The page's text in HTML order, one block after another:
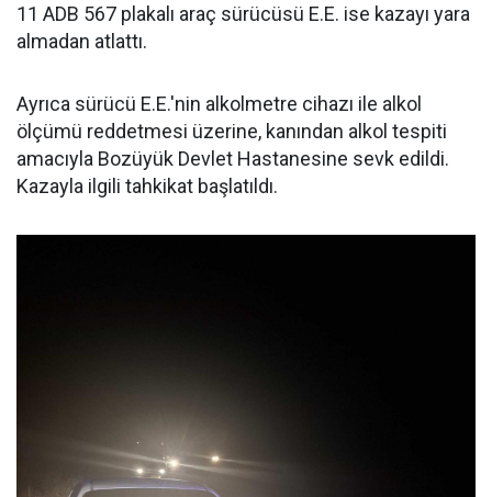
11 ADB 567 plakalı araç sürücüsü E.E. ise kazayı yara
almadan atlattı.
Ayrıca sürücü E.E.'nin alkolmetre cihazı ile alkol
ölçümü reddetmesi üzerine, kanından alkol tespiti
amacıyla Bozüyük Devlet Hastanesine sevk edildi.
Kazayla ilgili tahkikat başlatıldı.